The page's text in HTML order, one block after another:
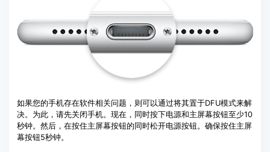
如果您的手机存在软件相关问题，则可以通过将其置于DFU模式来解
决。为此，请先关闭手机。现在，同时按下电源和主屏幕按钮至少10
秒钟。然后，在按住主屏幕按钮的同时松开电源按钮。确保按住主屏
幕按钮5秒钟。